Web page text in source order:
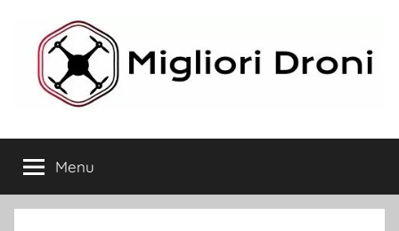
contenuto
Migliori
Droni
Menu